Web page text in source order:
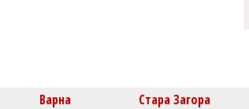
Варна Стара Загора